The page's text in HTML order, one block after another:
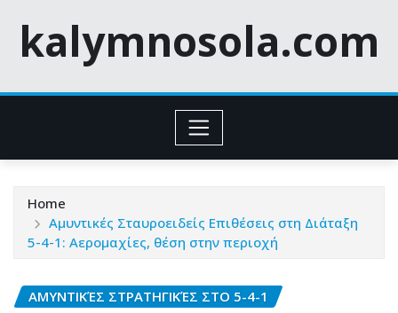
kalymnosola.com
Home
Αμυντικές Σταυροειδείς Επιθέσεις στη Διάταξη
5-4-1: Αερομαχίες, θέση στην περιοχή
ΑΜΥΝΤΙΚΈΣ ΣΤΡΑΤΗΓΙΚΈΣ ΣΤΟ 5-4-1